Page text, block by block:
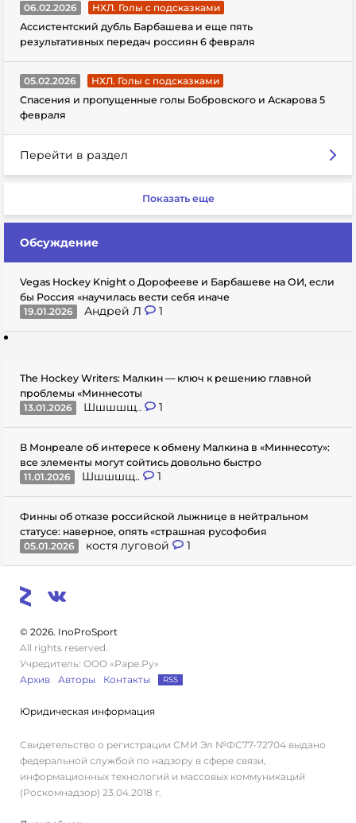
06.02.2026
НХЛ. Голы с подсказками
Ассистентский дубль Барбашева и еще пять
результативных передач россиян 6 февраля
05.02.2026
НХЛ. Голы с подсказками
Спасения и пропущенные голы Бобровского и Аскарова 5
февраля
Перейти в раздел
Показать еще
Обсуждение
Vegas Hockey Knight о Дорофееве и Барбашеве на ОИ, если
бы Россия «научилась вести себя иначе
19.01.2026
Андрей Л 1
The Hockey Writers: Малкин — ключ к решению главной
проблемы «Миннесоты
13.01.2026
Шшшшщ.. 1
В Монреале об интересе к обмену Малкина в «Миннесоту»:
все элементы могут сойтись довольно быстро
11.01.2026
Шшшшщ.. 1
Финны об отказе российской лыжнице в нейтральном
статусе: наверное, опять «страшная русофобия
05.01.2026
костя луговой 1
© 2026. InoProSport
All rights reserved.
Учредитель: ООО «Раре.Ру»
Архив
Авторы Контакты RSS
Юридическая информация
Свидетельство о регистрации СМИ Эл №ФС77-72704 выдано
федеральной службой по надзору в сфере связи,
информационных технологий и массовых коммуникаций
(Роскомнадзор) 23.04.2018 г.